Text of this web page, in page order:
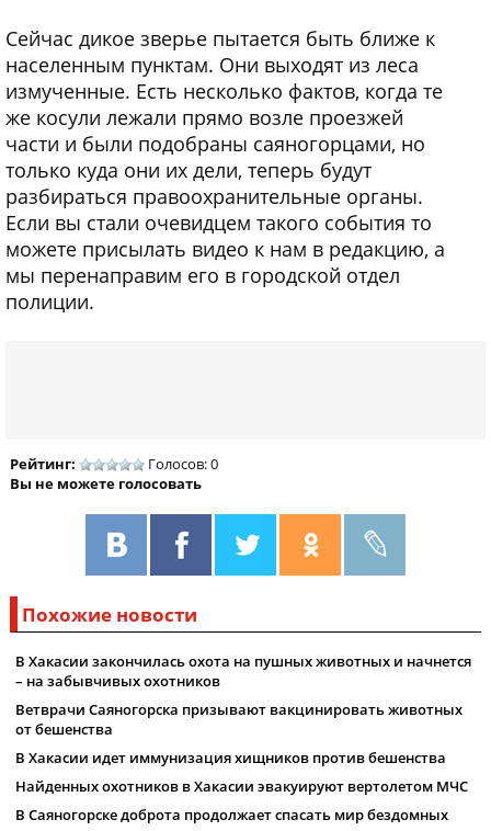
Сейчас дикое зверье пытается быть ближе к
населенным пунктам. Они выходят из леса
измученные. Есть несколько фактов, когда те
же косули лежали прямо возле проезжей
части и были подобраны саяногорцами, но
только куда они их дели, теперь будут
разбираться правоохранительные органы.
Если вы стали очевидцем такого события то
можете присылать видео к нам в редакцию, а
мы перенаправим его в городской отдел
полиции.
Рейтинг:
Голосов: 0
Вы не можете голосовать
Похожие новости
В Хакасии закончилась охота на пушных животных и начнется
– на забывчивых охотников
Ветврачи Саяногорска призывают вакцинировать животных
от бешенства
В Хакасии идет иммунизация хищников против бешенства
Найденных охотников в Хакасии эвакуируют вертолетом МЧС
В Саяногорске доброта продолжает спасать мир бездомных